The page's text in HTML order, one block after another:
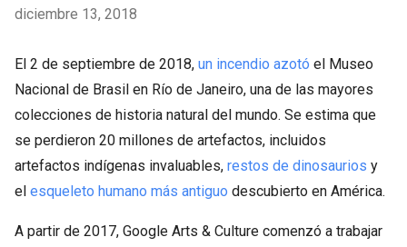
diciembre 13, 2018
El 2 de septiembre de 2018, un incendio azotó el Museo
Nacional de Brasil en Río de Janeiro, una de las mayores
colecciones de historia natural del mundo. Se estima que
se perdieron 20 millones de artefactos, incluidos
artefactos indígenas invaluables, restos de dinosaurios y
el esqueleto humano más antiguo descubierto en América.
A partir de 2017, Google Arts & Culture comenzó a trabajar